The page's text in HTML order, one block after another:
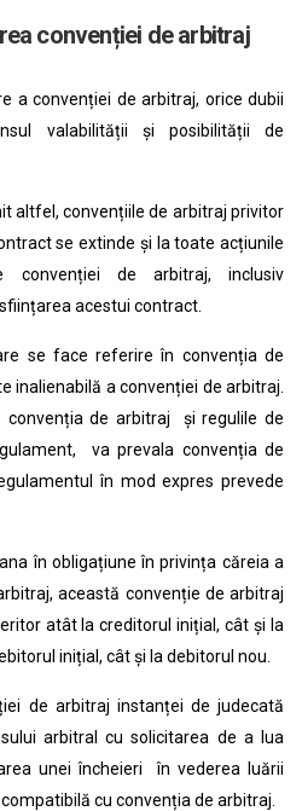
convenției de arbitraj
a convenției de arbitraj, orice dubii
valabilității și posibilității de
altfel, convențiile de arbitraj privitor
se extinde și la toate acțiunile
convenției de arbitraj, inclusiv
acestui contract.
se face referire în convenția de
inalienabilă a convenției de arbitraj.
convenția de arbitraj și regulile de
va prevala convenția de
în mod expres prevede
în obligațiune în privința căreia a
această convenție de arbitraj
atât la creditorul inițial, cât și la
inițial, cât și la debitorul nou.
de arbitraj instanței de judecată
arbitral cu solicitarea de a lua
unei încheieri în vederea luării
cu convenția de arbitraj.